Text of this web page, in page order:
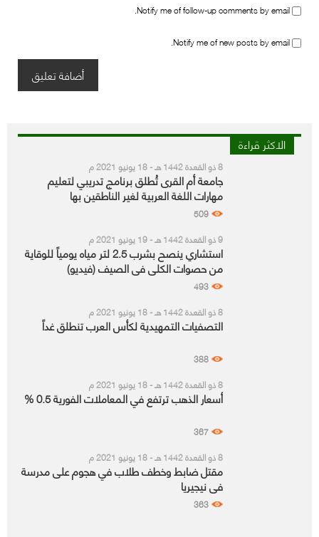
Notify me of follow-up comments by email.
Notify me of new posts by email.
الاكثر قراءة
8 ذو القعدة 1442 هـ - 18 يونيو 2021 م
جامعة أم القرى تُطلق برنامج تدريبي لتعليم
مهارات اللغة العربية لغير الناطقين بها
509
9 ذو القعدة 1442 هـ - 19 يونيو 2021 م
استشاري ينصح بشرب 2.5 لتر مياه يومياً للوقاية
من حصوات الكلى في الصيف (فيديو)
493
8 ذو القعدة 1442 هـ - 18 يونيو 2021 م
التصفيات التمهيدية لكأس العرب تنطلق غداً
388
8 ذو القعدة 1442 هـ - 18 يونيو 2021 م
أسعار الذهب ترتفع في المعاملات الفورية 0.5 %
367
8 ذو القعدة 1442 هـ - 18 يونيو 2021 م
مقتل ضابط وخطف طلاب في هجوم على مدرسة
في نيجيريا
363